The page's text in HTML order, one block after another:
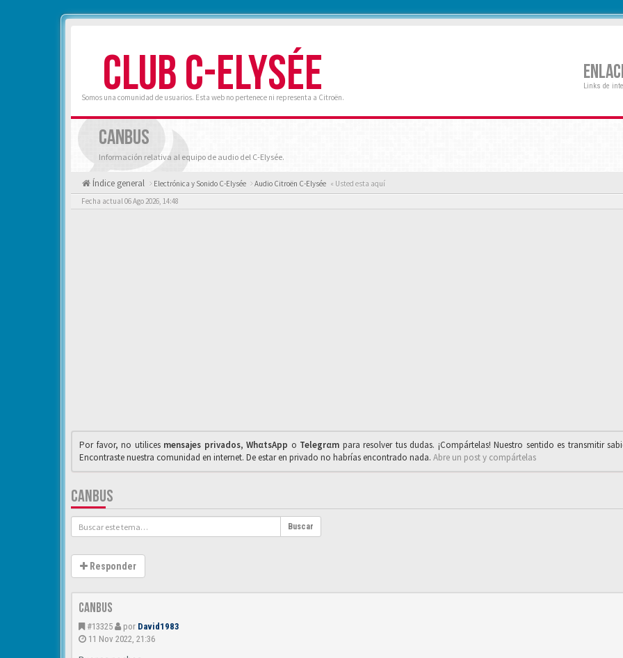
CLUB C-ELYSÉE
Somos una comunidad de usuarios. Esta web no pertenece ni representa a Citroën.
Links de
CANBUS
Información relativa al equipo de audio del C-Elysée.
Índice general Electrónica y Sonido C-Elysée Audio Citroën C-Elysée « Usted esta aquí
Fecha actual 06 Ago 2026, 14:48
Por favor, no utilices mensajes privados,WhαtsApp o Telegrαm para resolver tus dudas. ¡Compártelas! Nuestro sentido es transmitir
Encontraste nuestra comunidad en internet. De estar en privado no habrías encontrado nada. Abre un post y compártelas
CANBUS
Buscar
Responder
Canbus
#13325 por David1983
11 Nov 2022, 21:36